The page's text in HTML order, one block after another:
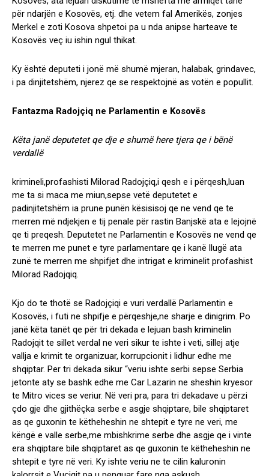
për ndarjën e Kosovës, etj. dhe vetem fal Amerikës, zonjes
Merkel e zoti Kosova shpetoi pa u nda anipse harteave te
Kosovës veç iu ishin ngul thikat.
Ky është deputeti i jonë më shumë mjeran, halabak, grindavec,
i pa dinjitetshëm, njerez qe se respektojnë as votën e popullit.
Fantazma Radojçiq ne Parlamentin e Kosovës
Këta janë deputetet qe dje e shumë here tjera qe i bënë
verdallë
krimineli,profashisti Milorad Radojçiq,i qesh e i përqesh,luan
me ta si maca me miun,sepse vetë deputetet e
padinjitetshëm ia prune punën kësisisoj qe ne vend qe te
merren më ndjekjen e tij penale për rastin Banjskë ata e lejojnë
qe ti preqesh. Deputetet ne Parlamentin e Kosovës ne vend qe
te merren me punet e tyre parlamentare qe i kanë llugë ata
zunë te merren me shpifjet dhe intrigat e kriminelit profashist
Milorad Radojqiq.
Kjo do te thotë se Radojçiqi e vuri verdallë Parlamentin e
Kosovës, i futi ne shpifje e përqeshje,ne sharje e dinigrim. Po
janë këta tanët qe për tri dekada e lejuan bash kriminelin
Radojqit te sillet verdal ne veri sikur te ishte i veti, sillej atje
vallja e krimit te organizuar, korrupcionit i lidhur edhe me
shqiptar. Per tri dekada sikur “veriu ishte serbi sepse Serbia
jetonte aty se bashk edhe me Car Lazarin ne sheshin kryesor
te Mitro vices se veriur. Në veri pra, para tri dekadave u përzi
çdo gje dhe gjithëçka serbe e asgje shqiptare, bile shqiptaret
as qe guxonin te këtheheshin ne shtepit e tyre ne veri, me
këngë e valle serbe,me mbishkrime serbe dhe asgje qe i vinte
era shqiptare bile shqiptaret as qe guxonin te këtheheshin ne
shtepit e tyre në veri. Ky ishte veriu ne te cilin kaluronin